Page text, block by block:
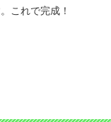
これで完成！